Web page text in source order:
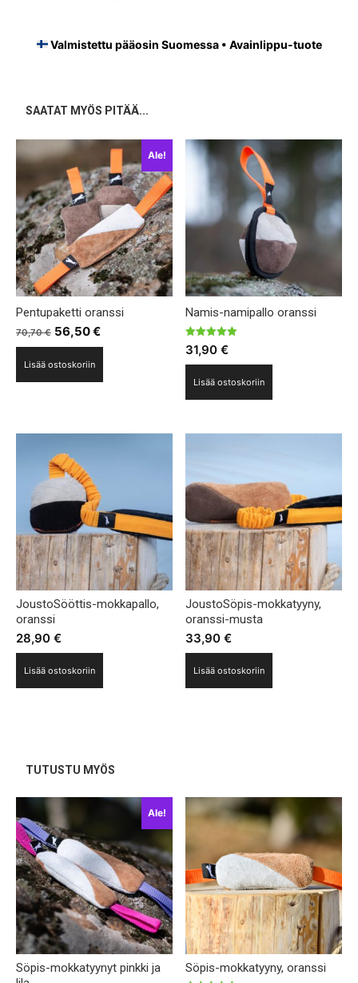
Valmistettu pääosin Suomessa • Avainlippu-tuote
SAATAT MYÖS PITÄÄ...
Ale!
Pentupaketti oranssi
70,70€ Alkuperäinen
hinta
oli:
56,50€Nykyinen
hinta
Lisää ostoskoriin
Namis-namipallo oranssi
Arvostelu
tuotteesta:
5.00
31,90€
Lisää ostoskoriin
JoustoSööttis-mokkapallo,
oranssi
28,90 €
Lisää ostoskoriin
JoustoSöpis-mokkatyyny,
oranssi-musta
33,90€
Lisää ostoskoriin
TUTUSTU MYÖS
Ale!
Söpis-mokkatyynyt pinkki ja
Söpis-mokkatyyny, oranssi